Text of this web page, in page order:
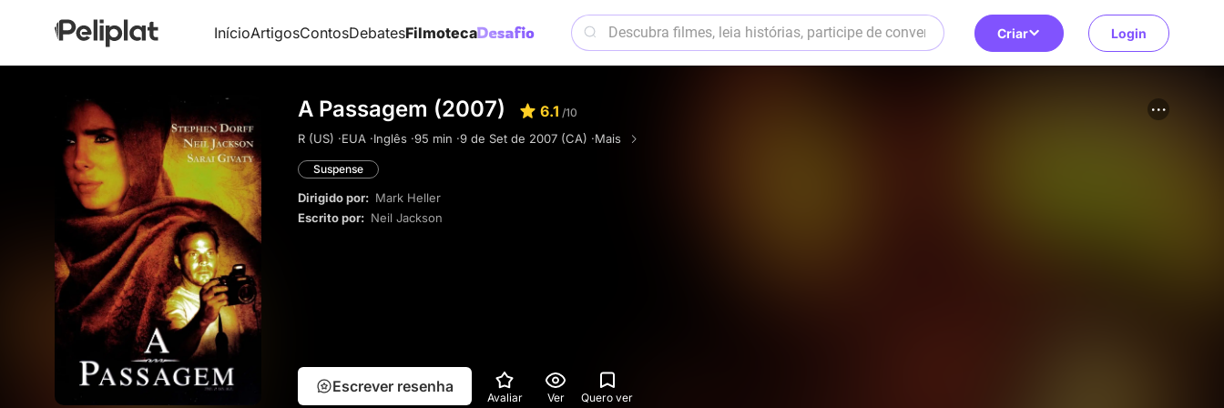
InícioArtigosContosDebatesFilmoteca Criar Login
A Passagem (2007) 6.1 /10
R (US) ·EUA ·Inglês ·95 min ·9 de Set de 2007 (CA) ·Mais
Suspense
Dirigido por: Mark Heller
Escrito por: Neil Jackson
Escrever resenha
Avaliar Ver Quero ver